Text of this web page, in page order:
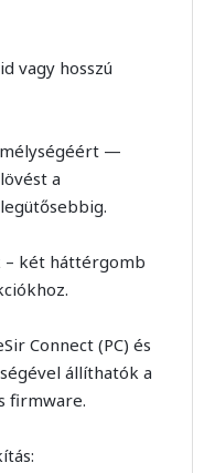
vagy hosszú
—
a
– két háttérgomb
Connect (PC) és
állíthatók a
firmware.